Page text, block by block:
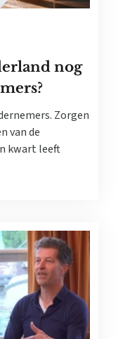
nog
Zorgen
van de
kwart leeft